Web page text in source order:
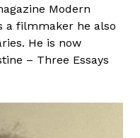
Modern
a filmmaker he also
He is now
– Three Essays